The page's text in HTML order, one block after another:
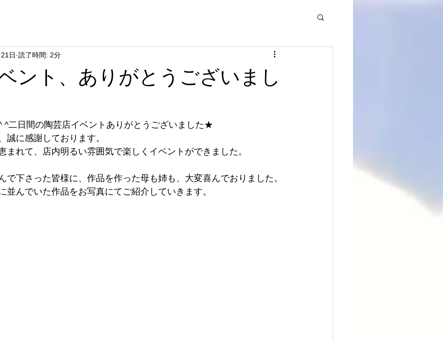
ント、ありがとうございまし
日 読了時間: 2分
^二日間の陶芸店イベントありがとうございました★
誠に感謝しております。
まれて、店内明るい雰囲気で楽しくイベントができました。
で下さった皆様に、作品を作った母も姉も、大変喜んでおりました。
並んでいた作品をお写真にてご紹介していきます。